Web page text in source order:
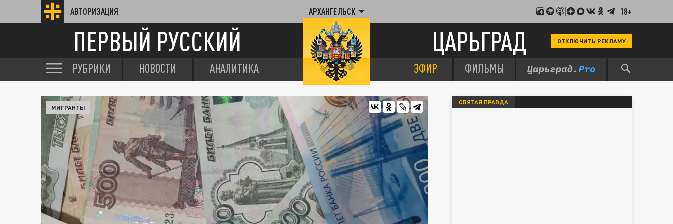
АВТОРИЗАЦИЯ АРХАНГЕЛЬСК 18+
ПЕРВЫЙ РУССКИЙ ЦАРЬГРАД ОТКЛЮЧИТЬ РЕКЛАМУ
РУБРИКИ НОВОСТИ АНАЛИТИКА ЭФИР ФИЛЬМЫ
МИГРАНТЫ
СВЯТАЯ ПРАВДА